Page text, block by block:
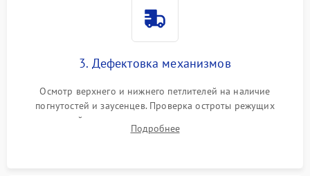
3. Дефектовка механизмов
Осмотр верхнего и нижнего петлителей на наличие
погнутостей и заусенцев. Проверка остроты режущих
кромок ножей, состояния приводного ремня, электромотора
и механизма дифференциальной подачи ткани.
Подробнее